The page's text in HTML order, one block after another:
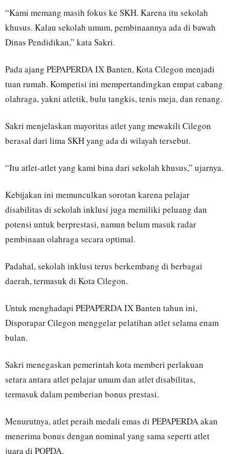
“Kami memang masih fokus ke SKH. Karena itu sekolah
khusus. Kalau sekolah umum, pembinaannya ada di bawah
Dinas Pendidikan,” kata Sakri.
Pada ajang PEPAPERDA IX Banten, Kota Cilegon menjadi
tuan rumah. Kompetisi ini mempertandingkan empat cabang
olahraga, yakni atletik, bulu tangkis, tenis meja, dan renang.
Sakri menjelaskan mayoritas atlet yang mewakili Cilegon
berasal dari lima SKH yang ada di wilayah tersebut.
“Itu atlet-atlet yang kami bina dari sekolah khusus,” ujarnya.
Kebijakan ini memunculkan sorotan karena pelajar
disabilitas di sekolah inklusi juga memiliki peluang dan
potensi untuk berprestasi, namun belum masuk radar
pembinaan olahraga secara optimal.
Padahal, sekolah inklusi terus berkembang di berbagai
daerah, termasuk di Kota Cilegon.
Untuk menghadapi PEPAPERDA IX Banten tahun ini,
Disporapar Cilegon menggelar pelatihan atlet selama enam
bulan.
Sakri menegaskan pemerintah kota memberi perlakuan
setara antara atlet pelajar umum dan atlet disabilitas,
termasuk dalam pemberian bonus prestasi.
Menurutnya, atlet peraih medali emas di PEPAPERDA akan
menerima bonus dengan nominal yang sama seperti atlet
juara di POPDA.